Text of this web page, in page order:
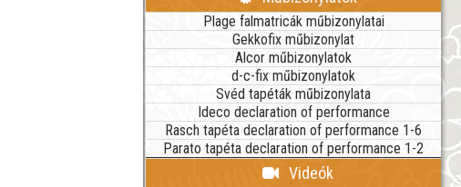
Plage falmatricák műbizonylatai
Gekkofix műbizonylat
Alcor műbizonylatok
d-c-fix műbizonylatok
Svéd tapéták műbizonylata
Ideco declaration of performance
Rasch tapéta declaration of performance 1-6
Parato tapéta declaration of performance 1-2
Videók